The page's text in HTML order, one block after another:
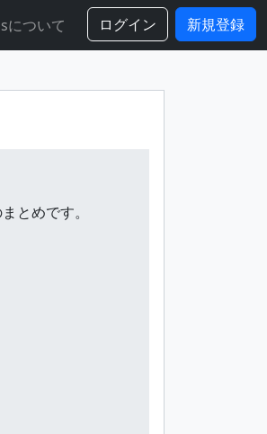
について ログイン
新規登録
とめです。